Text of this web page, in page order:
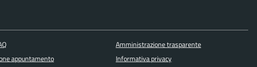
appuntamento
Amministrazione trasparente
Informativa privacy